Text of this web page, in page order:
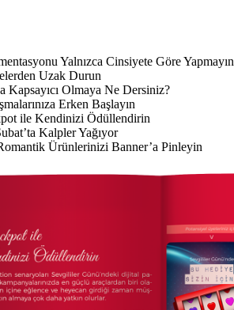
Yalnızca Cinsiyete Göre Yapmayın
Uzak Durun
Kapsayıcı Olmaya Ne Dersiniz?
Erken Başlayın
ile Kendinizi Ödüllendirin
Kalpler Yağıyor
Ürünlerinizi Banner’a Pinleyin